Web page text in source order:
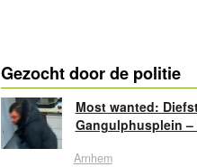
Gezocht door de politie
Most wanted:
Gangulphusplein –
Arnhem